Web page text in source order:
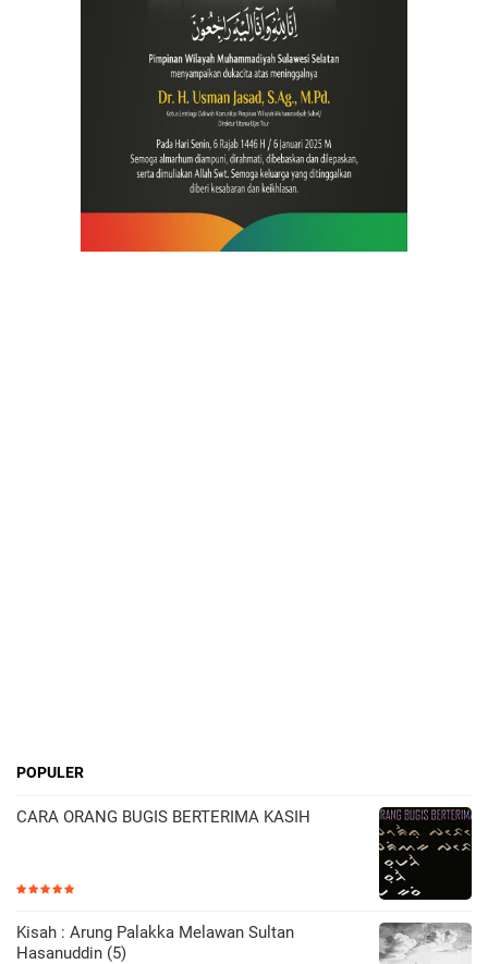
POPULER
CARA ORANG BUGIS BERTERIMA KASIH
Kisah : Arung Palakka Melawan Sultan
Hasanuddin (5)